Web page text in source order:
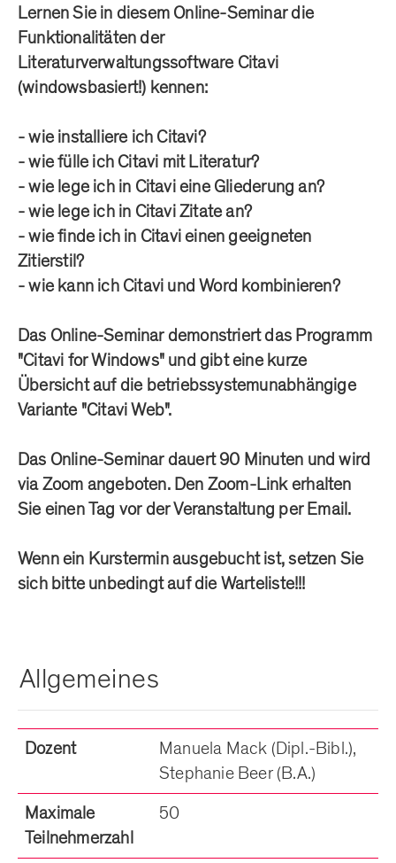
Lernen Sie in diesem Online-Seminar die
Funktionalitäten der
Literaturverwaltungssoftware Citavi
(windowsbasiert!) kennen:
- wie installiere ich Citavi?
- wie fülle ich Citavi mit Literatur?
- wie lege ich in Citavi eine Gliederung an?
- wie lege ich in Citavi Zitate an?
- wie finde ich in Citavi einen geeigneten
Zitierstil?
- wie kann ich Citavi und Word kombinieren?
Das Online-Seminar demonstriert das Programm
"Citavi for Windows" und gibt eine kurze
Übersicht auf die betriebssystemunabhängige
Variante "Citavi Web".
Das Online-Seminar dauert 90 Minuten und wird
via Zoom angeboten. Den Zoom-Link erhalten
Sie einen Tag vor der Veranstaltung per Email.
Wenn ein Kurstermin ausgebucht ist, setzen Sie
sich bitte unbedingt auf die Warteliste!!!
Allgemeines
Dozent
Manuela Mack (Dipl.-Bibl.),
Stephanie Beer (B.A.)
Maximale
Teilnehmerzahl
50